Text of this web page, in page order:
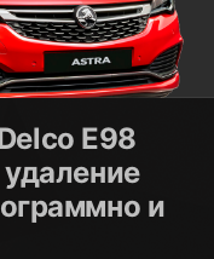
E98
и